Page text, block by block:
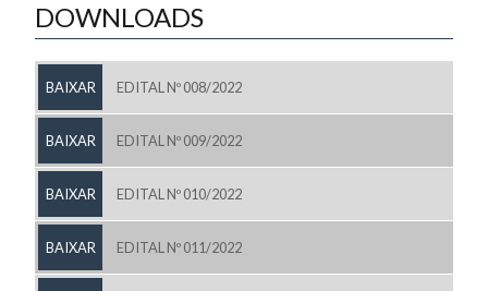
DOWNLOADS
BAIXAR EDITAL Nº 008/2022
BAIXAR EDITAL Nº 009/2022
BAIXAR EDITAL Nº 010/2022
BAIXAR EDITAL Nº 011/2022